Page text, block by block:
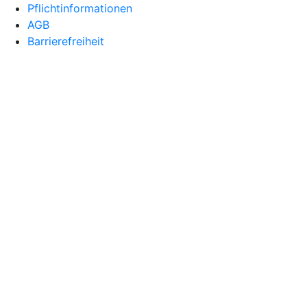
Pflichtinformationen
AGB
Barrierefreiheit